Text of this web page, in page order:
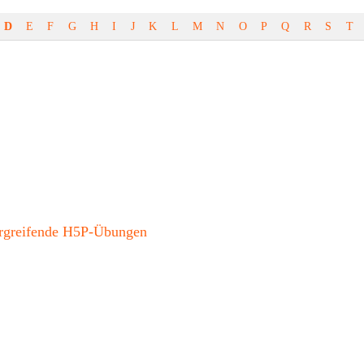
D E F G H I J K L M N O P Q R S T
H5P-Übungen